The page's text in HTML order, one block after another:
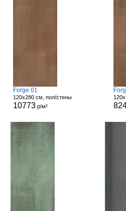
Forge 01
120x280 см, пол/стены
10773 р/м²